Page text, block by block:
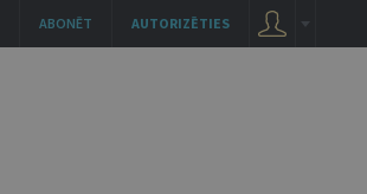
AUTORIZĒTIES
ABONĒT